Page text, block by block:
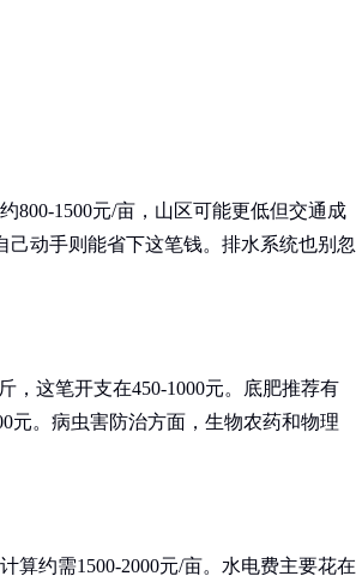
800-1500元/亩，山区可能更低但交通成
己动手则能省下这笔钱。排水系统也别忽
，这笔开支在450-1000元。底肥推荐有
元。病虫害防治方面，生物农药和物理
算约需1500-2000元/亩。水电费主要花在